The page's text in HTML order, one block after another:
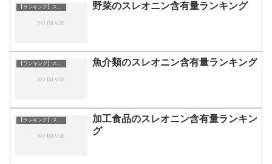
【ランキング】スレオニン 野菜のスレオニン含有量ランキング
【ランキング】スレオニン 魚介類のスレオニン含有量ランキング
【ランキング】スレオニン
加工食品のスレオニン含有量ランキン
グ